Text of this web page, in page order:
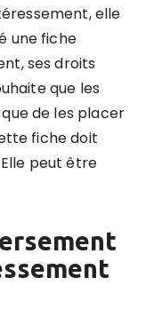
elle
une fiche
ses droits
que les
de les placer
fiche doit
peut être